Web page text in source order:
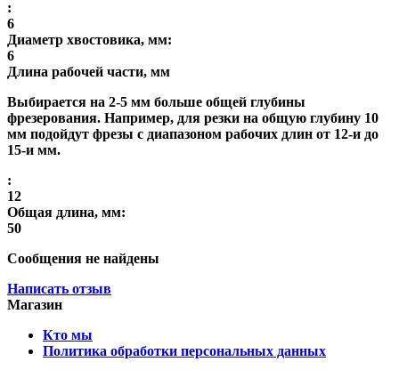
:
6
Диаметр хвостовика, мм:
6
Длина рабочей части, мм
Выбирается на 2-5 мм больше общей глубины
фрезерования. Например, для резки на общую глубину 10
мм подойдут фрезы с диапазоном рабочих длин от 12-и до
15-и мм.
:
12
Общая длина, мм:
50
Сообщения не найдены
Написать отзыв
Магазин
Кто мы
Политика обработки персональных данных